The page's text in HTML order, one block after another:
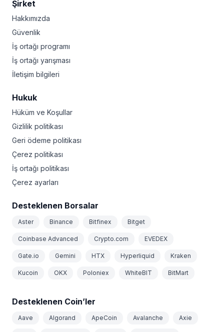
Şirket
Hakkımızda
Güvenlik
İş ortağı programı
İş ortağı yarışması
İletişim bilgileri
Hukuk
Hüküm ve Koşullar
Gizlilik politikası
Geri ödeme politikası
Çerez politikası
İş ortağı politikası
Çerez ayarları
Desteklenen Borsalar
Aster Binance Bitfinex Bitget
Coinbase Advanced Crypto.com EVEDEX
Gate.io Gemini HTX Hyperliquid Kraken
Kucoin OKX Poloniex WhiteBIT BitMart
Desteklenen Coin’ler
Aave Algorand ApeCoin Avalanche Axie